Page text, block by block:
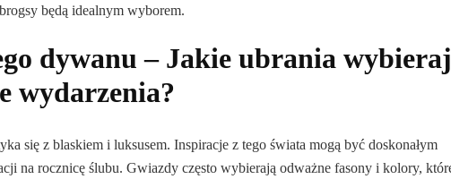
będą idealnym wyborem.
dywanu – Jakie ubrania
wydarzenia?
się z blaskiem i luksusem. Inspiracje z tego świata mogą być doskonałym
na rocznicę ślubu. Gwiazdy często wybierają odważne fasony i kolory,